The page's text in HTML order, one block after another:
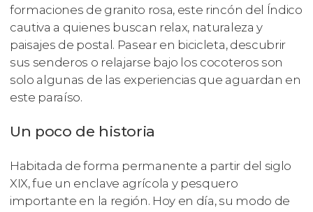
formaciones de granito rosa, este rincón del Índico
cautiva a quienes buscan relax, naturaleza y
paisajes de postal. Pasear en bicicleta, descubrir
sus senderos o relajarse bajo los cocoteros son
solo algunas de las experiencias que aguardan en
este paraíso.
Un poco de historia
Habitada de forma permanente a partir del siglo
XIX, fue un enclave agrícola y pesquero
importante en la región. Hoy en día, su modo de